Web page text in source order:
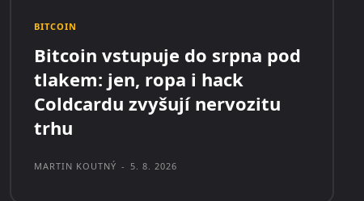
BITCOIN
Bitcoin vstupuje do srpna pod
tlakem: jen, ropa i hack
Coldcardu zvyšují nervozitu
trhu
MARTIN KOUTNÝ - 5. 8. 2026